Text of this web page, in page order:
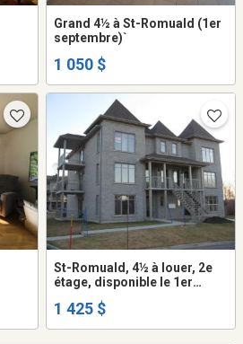
Grand 4½ à St-Romuald (1er
septembre)`
1 050 $
St-Romuald, 4½ à louer, 2e
étage, disponible le 1er
1 425 $